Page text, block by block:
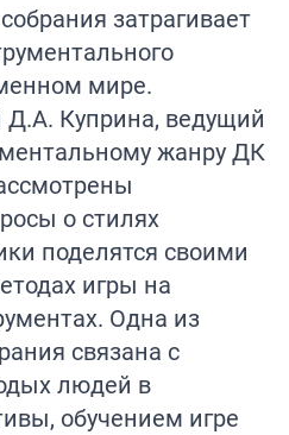
затрагивает
мире.
Д.А. Куприна, ведущий
жанру ДК
о стилях
поделятся своими
игры на
Одна из
связана с
людей в
обучением игре